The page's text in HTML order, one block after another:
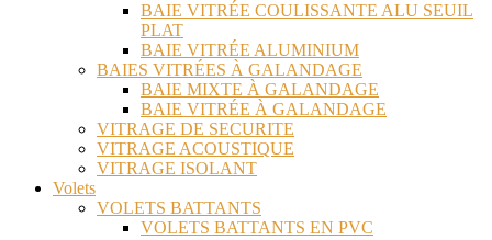
BAIE VITRÉE COULISSANTE ALU SEUIL
PLAT
BAIE VITRÉE ALUMINIUM
BAIES VITRÉES À GALANDAGE
BAIE MIXTE À GALANDAGE
BAIE VITRÉE À GALANDAGE
VITRAGE DE SECURITE
VITRAGE ACOUSTIQUE
VITRAGE ISOLANT
Volets
VOLETS BATTANTS
VOLETS BATTANTS EN PVC